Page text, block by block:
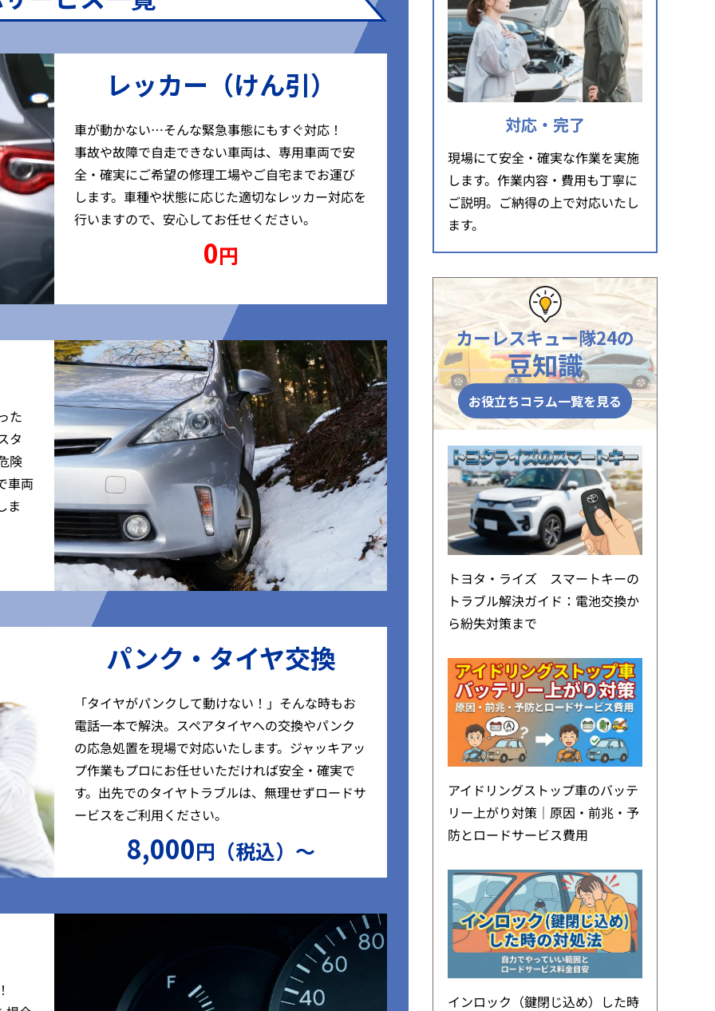
レッカー（けん引）
車が動かない…そんな緊急事態にもすぐ対応！
事故や故障で自走できない車両は、専用車両で安
全・確実にご希望の修理工場やご自宅までお運び
します。車種や状態に応じた適切なレッカー対応を
行いますので、安心してお任せください。
0円
た
タ
険
車両
ま
パンク・タイヤ交換
「タイヤがパンクして動けない！」そんな時もお
電話一本で解決。スペアタイヤへの交換やパンク
の応急処置を現場で対応いたします。ジャッキアッ
プ作業もプロにお任せいただければ安全・確実で
す。出先でのタイヤトラブルは、無理せずロードサ
ービスをご利用ください。
8,000円（税込）〜
対応・完了
現場にて安全・確実な作業を実施
します。作業内容・費用も丁寧に
ご説明。ご納得の上で対応いたし
ます。
カーレスキュー隊24の
豆知識
お役立ちコラム一覧を見る
トヨタ・ライズ スマートキーの
トラブル解決ガイド：電池交換か
ら紛失対策まで
アイドリングストップ車のバッテ
リー上がり対策｜原因・前兆・予
防とロードサービス費用
インロック（鍵閉じ込め）した時